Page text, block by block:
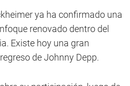
ya ha confirmado una
renovado dentro del
Existe hoy una gran
de Johnny Depp.